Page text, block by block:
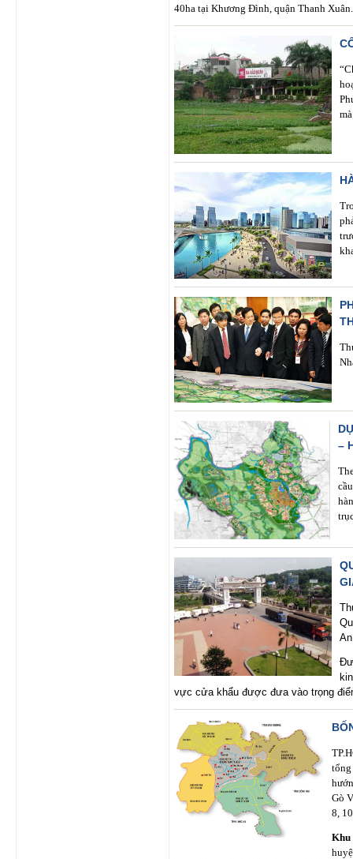
40ha tại Khương Đình, quận Thanh Xuân.
–
vực cửa khẩu được đưa vào trọng
Gò
8,